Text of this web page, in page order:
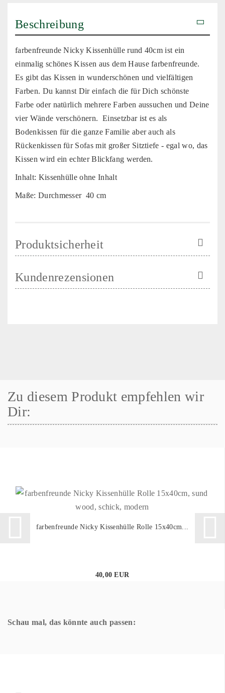
Beschreibung
farbenfreunde Nicky Kissenhülle rund 40cm ist ein
einmalig schönes Kissen aus dem Hause farbenfreunde.
Es gibt das Kissen in wunderschönen und vielfältigen
Farben. Du kannst Dir einfach die für Dich schönste
Farbe oder natürlich mehrere Farben aussuchen und Deine
vier Wände verschönern. Einsetzbar ist es als
Bodenkissen für die ganze Familie aber auch als
Rückenkissen für Sofas mit großer Sitztiefe - egal wo, das
Kissen wird ein echter Blickfang werden.
Inhalt: Kissenhülle ohne Inhalt
Maße: Durchmesser 40 cm
Produktsicherheit
Kundenrezensionen
Zu diesem Produkt empfehlen wir
Dir:
farbenfreunde Nicky Kissenhülle Rolle 15x40cm...
40,00 EUR
Schau mal, das könnte auch passen: